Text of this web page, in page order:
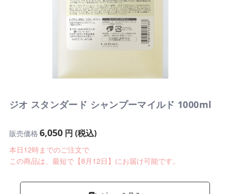
ジオ スタンダード シャンプーマイルド 1000ml
販売価格 6,050円 (税込)
本日12時までのご注文で
この商品は、最短で【8月12日】にお届け可能です。